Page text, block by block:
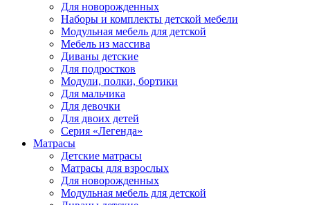
Для новорожденных
Наборы и комплекты детской мебели
Модульная мебель для детской
Мебель из массива
Диваны детские
Для подростков
Модули, полки, бортики
Для мальчика
Для девочки
Для двоих детей
Серия «Легенда»
Матрасы
Детские матрасы
Матрасы для взрослых
Для новорожденных
Модульная мебель для детской